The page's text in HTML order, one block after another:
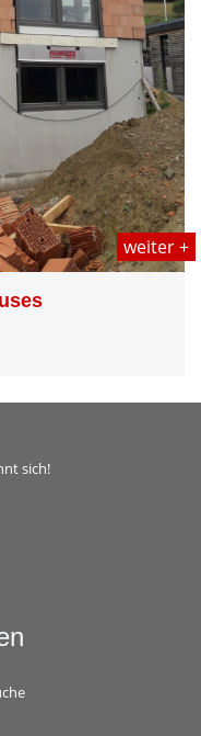
weiter +
sich!